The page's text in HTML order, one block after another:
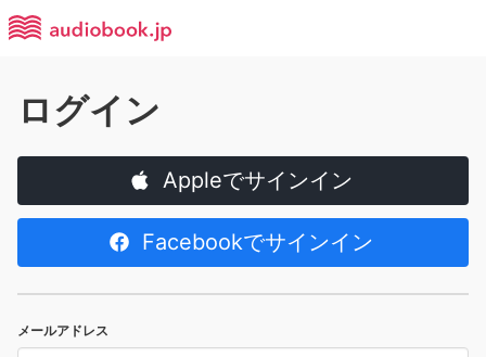
ログイン
Appleでサインイン
Facebookでサインイン
メールアドレス